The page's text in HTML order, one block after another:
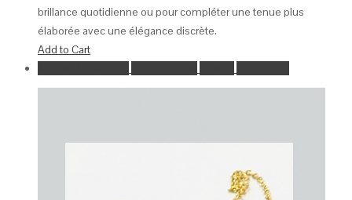
brillance quotidienne ou pour compléter une tenue plus
élaborée avec une élégance discrète.
Add to Cart